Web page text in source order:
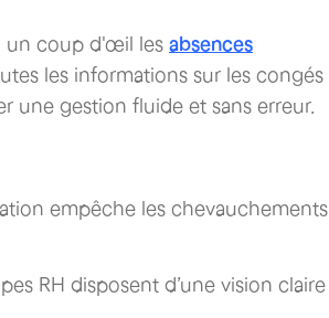
un coup d'œil les absences
les informations sur les congés
une gestion fluide et sans erreur.
empêche les chevauchements
RH disposent d’une vision claire